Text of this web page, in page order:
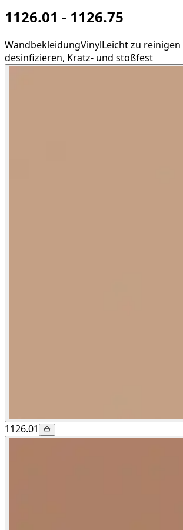
1126.01 - 1126.75
WandbekleidungVinylLeicht zu
desinfizieren, Kratz- und stoßfest
1126.01